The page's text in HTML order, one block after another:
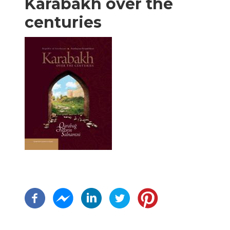
Karabakh over the
centuries